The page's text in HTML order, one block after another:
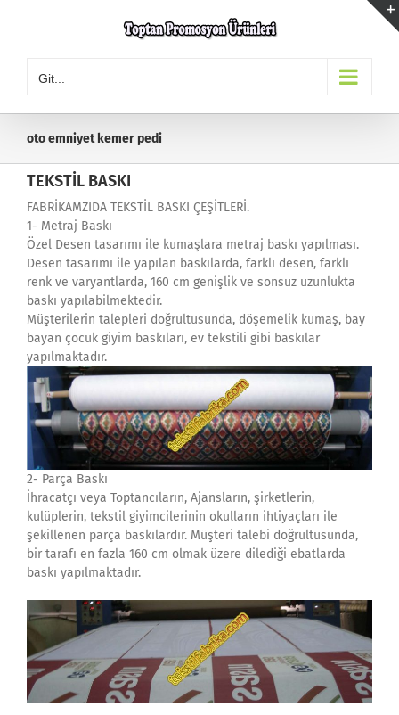
Git...
oto emniyet kemer pedi
TEKSTİL BASKI
FABRİKAMZIDA TEKSTİL BASKI ÇEŞİTLERİ.
1- Metraj Baskı
Özel Desen tasarımı ile kumaşlara metraj baskı yapılması.
Desen tasarımı ile yapılan baskılarda, farklı desen, farklı
renk ve varyantlarda, 160 cm genişlik ve sonsuz uzunlukta
baskı yapılabilmektedir.
Müşterilerin talepleri doğrultusunda, döşemelik kumaş, bay
bayan çocuk giyim baskıları, ev tekstili gibi baskılar
yapılmaktadır.
2- Parça Baskı
İhracatçı veya Toptancıların, Ajansların, şirketlerin,
kulüplerin, tekstil giyimcilerinin okulların ihtiyaçları ile
şekillenen parça baskılardır. Müşteri talebi doğrultusunda,
bir tarafı en fazla 160 cm olmak üzere dilediği ebatlarda
baskı yapılmaktadır.